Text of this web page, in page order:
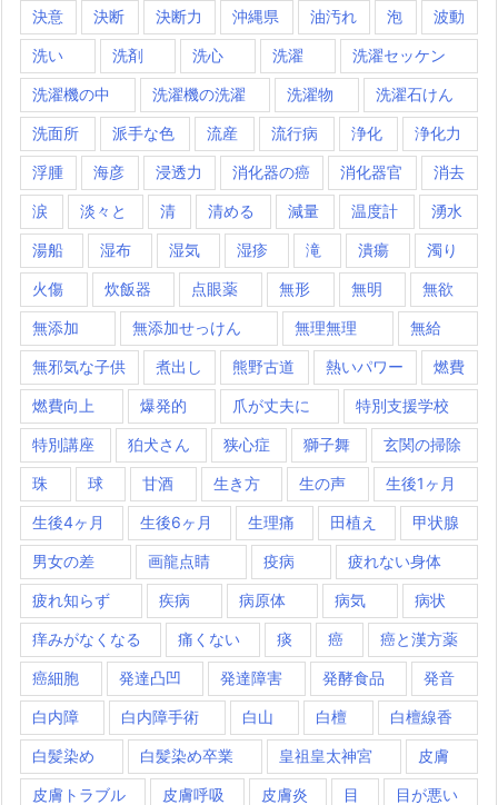
決意 決断 決断力 沖縄県 油汚れ 泡 波動
洗い 洗剤 洗心 洗濯 洗濯セッケン
洗濯機の中 洗濯機の洗濯 洗濯物 洗濯石けん
洗面所 派手な色 流産 流行病 浄化 浄化力
浮腫 海彦 浸透力 消化器の癌 消化器官 消去
涙 淡々と 清 清める 減量 温度計 湧水
湯船 湿布 湿気 湿疹 滝 潰瘍 濁り
火傷 炊飯器 点眼薬 無形 無明 無欲
無添加 無添加せっけん 無理無理 無給
無邪気な子供 煮出し 熊野古道 熱いパワー 燃費
燃費向上 爆発的 爪が丈夫に 特別支援学校
特別講座 狛犬さん 狭心症 獅子舞 玄関の掃除
珠 球 甘酒 生き方 生の声 生後1ヶ月
生後4ヶ月 生後6ヶ月 生理痛 田植え 甲状腺
男女の差 画龍点睛 疫病 疲れない身体
疲れ知らず 疾病 病原体 病気 病状
痒みがなくなる 痛くない 痰 癌 癌と漢方薬
癌細胞 発達凸凹 発達障害 発酵食品 発音
白内障 白内障手術 白山 白檀 白檀線香
白髪染め 白髪染め卒業 皇祖皇太神宮 皮膚
皮膚トラブル 皮膚呼吸 皮膚炎 目 目が悪い